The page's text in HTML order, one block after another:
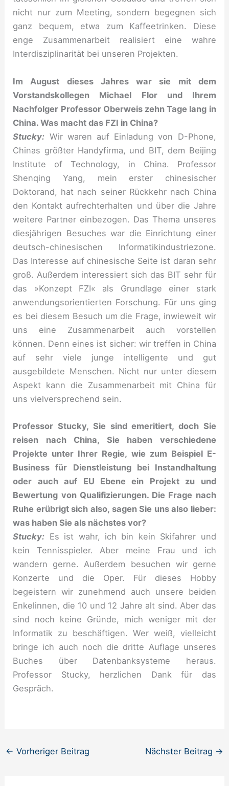
nicht nur zum Meeting, sondern begegnen sich
ganz bequem, etwa zum Kaffeetrinken. Diese
enge Zusammenarbeit realisiert eine wahre
Interdisziplinarität bei unseren Projekten.
Im August dieses Jahres war sie mit dem
Vorstandskollegen Michael Flor und Ihrem
Nachfolger Professor Oberweis zehn Tage lang in
China. Was macht das FZI in China?
Stucky: Wir waren auf Einladung von D-Phone,
Chinas größter Handyfirma, und BIT, dem Beijing
Institute of Technology, in China. Professor
Shenqing Yang, mein erster chinesischer
Doktorand, hat nach seiner Rückkehr nach China
den Kontakt aufrechterhalten und über die Jahre
weitere Partner einbezogen. Das Thema unseres
diesjährigen Besuches war die Einrichtung einer
deutsch-chinesischen Informatikindustriezone.
Das Interesse auf chinesische Seite ist daran sehr
groß. Außerdem interessiert sich das BIT sehr für
das »Konzept FZI« als Grundlage einer stark
anwendungsorientierten Forschung. Für uns ging
es bei diesem Besuch um die Frage, inwieweit wir
uns eine Zusammenarbeit auch vorstellen
können. Denn eines ist sicher: wir treffen in China
auf sehr viele junge intelligente und gut
ausgebildete Menschen. Nicht nur unter diesem
Aspekt kann die Zusammenarbeit mit China für
uns vielversprechend sein.
Professor Stucky, Sie sind emeritiert, doch Sie
reisen nach China, Sie haben verschiedene
Projekte unter Ihrer Regie, wie zum Beispiel E-
Business für Dienstleistung bei Instandhaltung
oder auch auf EU Ebene ein Projekt zu und
Bewertung von Qualifizierungen. Die Frage nach
Ruhe erübrigt sich also, sagen Sie uns also lieber:
was haben Sie als nächstes vor?
Stucky: Es ist wahr, ich bin kein Skifahrer und
kein Tennisspieler. Aber meine Frau und ich
wandern gerne. Außerdem besuchen wir gerne
Konzerte und die Oper. Für dieses Hobby
begeistern wir zunehmend auch unsere beiden
Enkelinnen, die 10 und 12 Jahre alt sind. Aber das
sind noch keine Gründe, mich weniger mit der
Informatik zu beschäftigen. Wer weiß, vielleicht
bringe ich auch noch die dritte Auflage unseres
Buches über Datenbanksysteme heraus.
Professor Stucky, herzlichen Dank für das
Gespräch.
← Vorheriger Beitrag Nächster Beitrag →